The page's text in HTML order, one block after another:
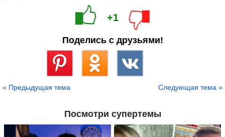
+1
Поделись с друзьями!
« Предыдущая тема Следующая тема »
Посмотри супертемы